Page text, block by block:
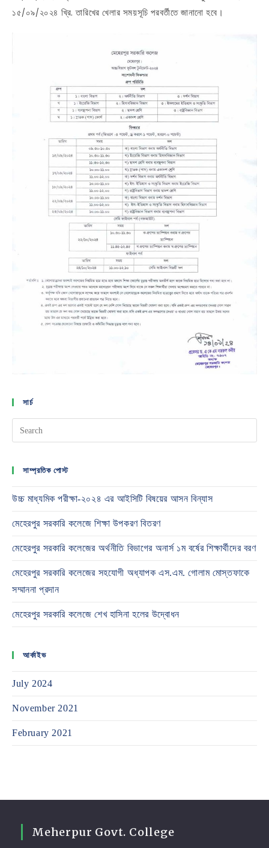
১৫/০৯/২০২৪ খ্রি. তারিখের খেলার সময়সূচি পরবর্তীতে জানানো হবে।
সার্চ
সাম্প্রতিক পোস্ট
উচ্চ মাধ্যমিক পরীক্ষা-২০২৪ এর আইসিটি বিষয়ের আসন বিন্যাস
মেহেরপুর সরকারি কলেজে শিক্ষা উপকরণ বিতরণ
মেহেরপুর সরকারি কলেজের অর্থনীতি বিভাগের অনার্স ১ম বর্ষের শিক্ষার্থীদের বরণ
মেহেরপুর সরকারি কলেজের সহযোগী অধ্যাপক এস.এম. গোলাম মোস্তফাকে
সম্মাননা প্রদান
মেহেরপুর সরকারি কলেজে শেখ হাসিনা হলের উদ্বোধন
আর্কাইভ
July 2024
November 2021
February 2021
Meherpur Govt. College